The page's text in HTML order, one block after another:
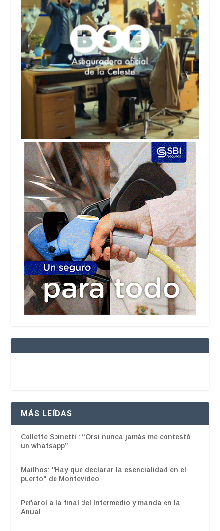
MÁS LEÍDAS
Collette Spinetti : “Orsi nunca jamás me contestó
un whatsapp”
Mailhos: "Hay que declarar la esencialidad en el
puerto" de Montevideo
Peñarol a la final del Intermedio y manda en la
Anual